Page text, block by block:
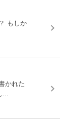
もしか
かれた
…